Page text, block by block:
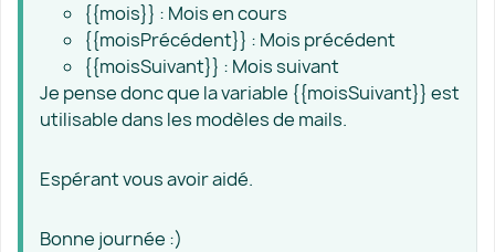
{{mois}} : Mois en cours
{{moisPrécédent}} : Mois précédent
{{moisSuivant}} : Mois suivant
Je pense donc que la variable {{moisSuivant}} est
utilisable dans les modèles de mails.
Espérant vous avoir aidé.
Bonne journée :)